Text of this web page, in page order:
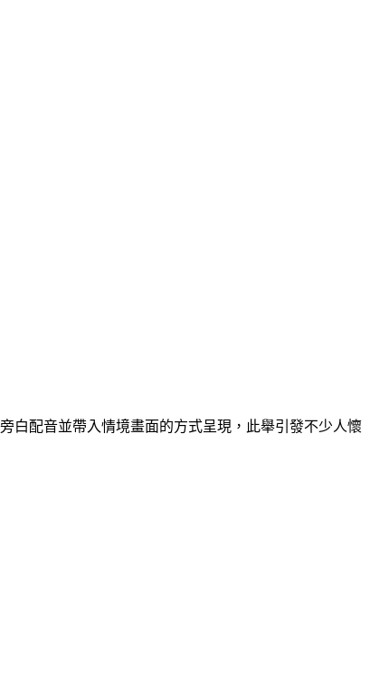
白配音並帶入情境畫面的方式呈現，此舉引發不少人懷